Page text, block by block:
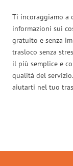
Ti incoraggiamo a
informazioni sui
gratuito e senza
trasloco senza
il più semplice e
qualità del
aiutarti nel tuo